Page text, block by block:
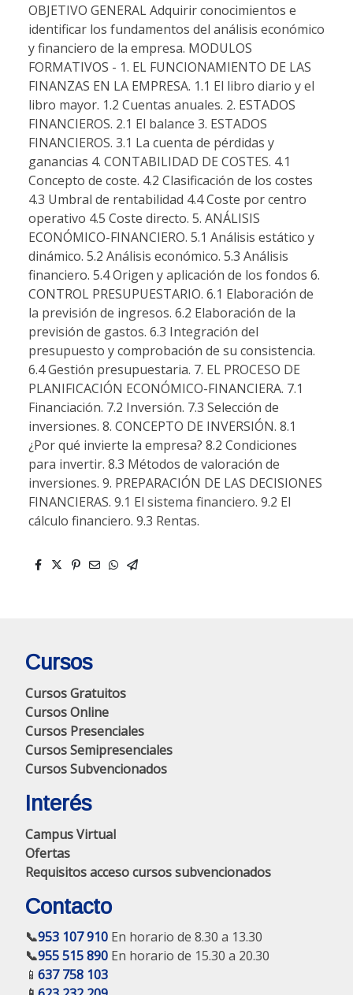
OBJETIVO GENERAL Adquirir conocimientos e
identificar los fundamentos del análisis económico
y financiero de la empresa. MODULOS
FORMATIVOS - 1. EL FUNCIONAMIENTO DE LAS
FINANZAS EN LA EMPRESA. 1.1 El libro diario y el
libro mayor. 1.2 Cuentas anuales. 2. ESTADOS
FINANCIEROS. 2.1 El balance 3. ESTADOS
FINANCIEROS. 3.1 La cuenta de pérdidas y
ganancias 4. CONTABILIDAD DE COSTES. 4.1
Concepto de coste. 4.2 Clasificación de los costes
4.3 Umbral de rentabilidad 4.4 Coste por centro
operativo 4.5 Coste directo. 5. ANÁLISIS
ECONÓMICO-FINANCIERO. 5.1 Análisis estático y
dinámico. 5.2 Análisis económico. 5.3 Análisis
financiero. 5.4 Origen y aplicación de los fondos 6.
CONTROL PRESUPUESTARIO. 6.1 Elaboración de
la previsión de ingresos. 6.2 Elaboración de la
previsión de gastos. 6.3 Integración del
presupuesto y comprobación de su consistencia.
6.4 Gestión presupuestaria. 7. EL PROCESO DE
PLANIFICACIÓN ECONÓMICO-FINANCIERA. 7.1
Financiación. 7.2 Inversión. 7.3 Selección de
inversiones. 8. CONCEPTO DE INVERSIÓN. 8.1
¿Por qué invierte la empresa? 8.2 Condiciones
para invertir. 8.3 Métodos de valoración de
inversiones. 9. PREPARACIÓN DE LAS DECISIONES
FINANCIERAS. 9.1 El sistema financiero. 9.2 El
cálculo financiero. 9.3 Rentas.
Cursos
Cursos Gratuitos
Cursos Online
Cursos Presenciales
Cursos Semipresenciales
Cursos Subvencionados
Interés
Campus Virtual
Ofertas
Requisitos acceso cursos subvencionados
Contacto
📞953 107 910 En horario de 8.30 a 13.30
📞955 515 890 En horario de 15.30 a 20.30
📱 637 758 103